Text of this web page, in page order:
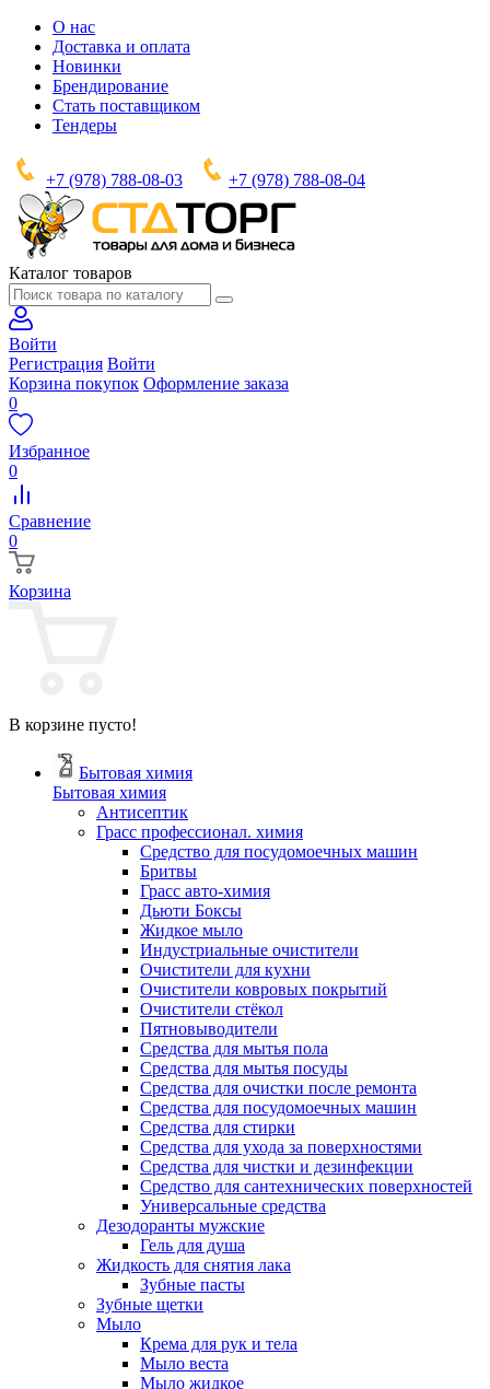
О нас
Доставка и оплата
Новинки
Брендирование
Стать поставщиком
Тендеры
+7 (978) 788-08-03 +7 (978) 788-08-04
Каталог товаров
Войти
Регистрация Войти
Корзина покупок Оформление заказа
0
Избранное
0
Сравнение
0
Корзина
В корзине пусто!
Бытовая химия
Бытовая химия
Антисептик
Грасс профессионал. химия
Cредство для посудомоечных машин
Бритвы
Грасс авто-химия
Дьюти Боксы
Жидкое мыло
Индустриальные очистители
Очистители для кухни
Очистители ковровых покрытий
Очистители стёкол
Пятновыводители
Средства для мытья пола
Средства для мытья посуды
Средства для очистки после ремонта
Средства для посудомоечных машин
Средства для стирки
Средства для ухода за поверхностями
Средства для чистки и дезинфекции
Средство для сантехнических поверхностей
Универсальные средства
Дезодоранты мужские
Гель для душа
Жидкость для снятия лака
Зубные пасты
Зубные щетки
Мыло
Крема для рук и тела
Мыло веста
Мыло жидкое